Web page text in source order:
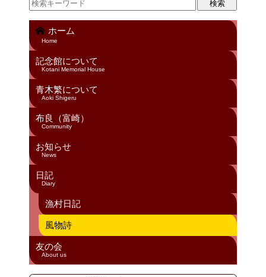
k
ホーム
Home
記念館について
Kotani Memorial House
青木繁について
Aoki Shigeru
布良（富崎）
Community
お知らせ
News
日記
Diary
漁村日記
風物詩
友の会
About us